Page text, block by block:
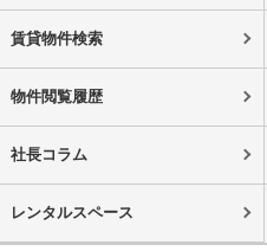
賃貸物件検索
物件閲覧履歴
社長コラム
レンタルスペース